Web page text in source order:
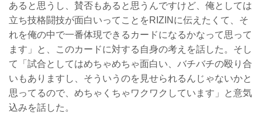
あると思うし、賛否もあると思うんですけど、俺としては
立ち技格闘技が面白いってことをRIZINに伝えたくて、そ
れを俺の中で一番体現できるカードになるかなって思って
ます」と、このカードに対する自身の考えを話した。そし
て「試合としてはめちゃめちゃ面白い、バチバチの殴り合
いもありますし、そういうのを見せられるんじゃないかと
思ってるので、めちゃくちゃワクワクしています」と意気
込みを話した。